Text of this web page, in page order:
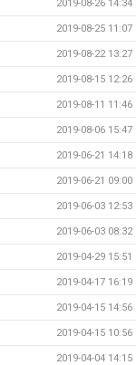
2019-08-26 14:34
2019-08-25 11:07
2019-08-22 13:27
2019-08-15 12:26
2019-08-11 11:46
2019-08-06 15:47
2019-06-21 14:18
2019-06-21 09:00
2019-06-03 12:53
2019-06-03 08:32
2019-04-29 15:51
2019-04-17 16:19
2019-04-15 14:56
2019-04-15 10:56
2019-04-04 14:15